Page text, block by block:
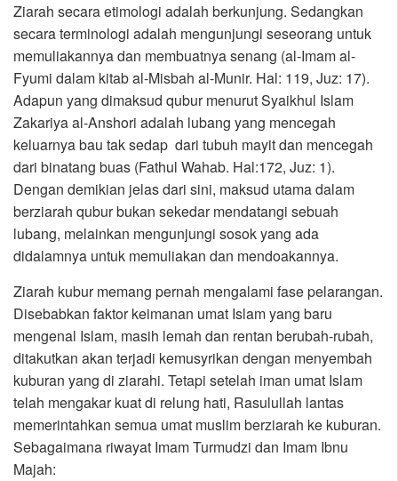
Ziarah secara etimologi adalah berkunjung. Sedangkan
secara terminologi adalah mengunjungi seseorang untuk
memuliakannya dan membuatnya senang (al-Imam al-
Fyumi dalam kitab al-Misbah al-Munir. Hal: 119, Juz: 17).
Adapun yang dimaksud qubur menurut Syaikhul Islam
Zakariya al-Anshori adalah lubang yang mencegah
keluarnya bau tak sedap dari tubuh mayit dan mencegah
dari binatang buas (Fathul Wahab. Hal:172, Juz: 1).
Dengan demikian jelas dari sini, maksud utama dalam
berziarah qubur bukan sekedar mendatangi sebuah
lubang, melainkan mengunjungi sosok yang ada
didalamnya untuk memuliakan dan mendoakannya.
Ziarah kubur memang pernah mengalami fase pelarangan.
Disebabkan faktor keimanan umat Islam yang baru
mengenal Islam, masih lemah dan rentan berubah-rubah,
ditakutkan akan terjadi kemusyrikan dengan menyembah
kuburan yang di ziarahi. Tetapi setelah iman umat Islam
telah mengakar kuat di relung hati, Rasulullah lantas
memerintahkan semua umat muslim berziarah ke kuburan.
Sebagaimana riwayat Imam Turmudzi dan Imam Ibnu
Majah: